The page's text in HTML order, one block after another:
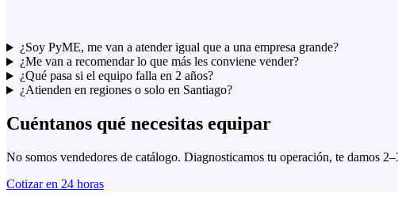
¿Soy PyME, me van a atender igual que a una empresa grande?
¿Me van a recomendar lo que más les conviene vender?
¿Qué pasa si el equipo falla en 2 años?
¿Atienden en regiones o solo en Santiago?
Cuéntanos qué necesitas equipar
No somos vendedores de catálogo. Diagnosticamos tu operación, te damos
Cotizar en 24 horas